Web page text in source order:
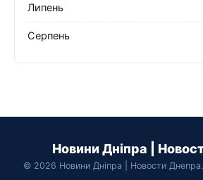
Липень
Серпень
Новини Дніпра |
© 2026 Новини Дніпра | Новости Днепра.